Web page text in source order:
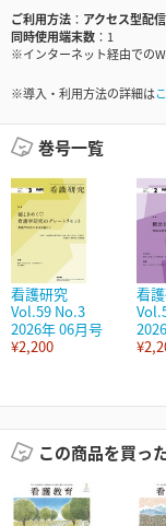
ご利用方法
アクセス型配
同時使用端末数
1
※インターネット経由での
※導入・利用方法の詳細は
巻号一覧
看護研究
Vol.59 No.3
2026年 06月号
¥2,200
看
この商品を買っ